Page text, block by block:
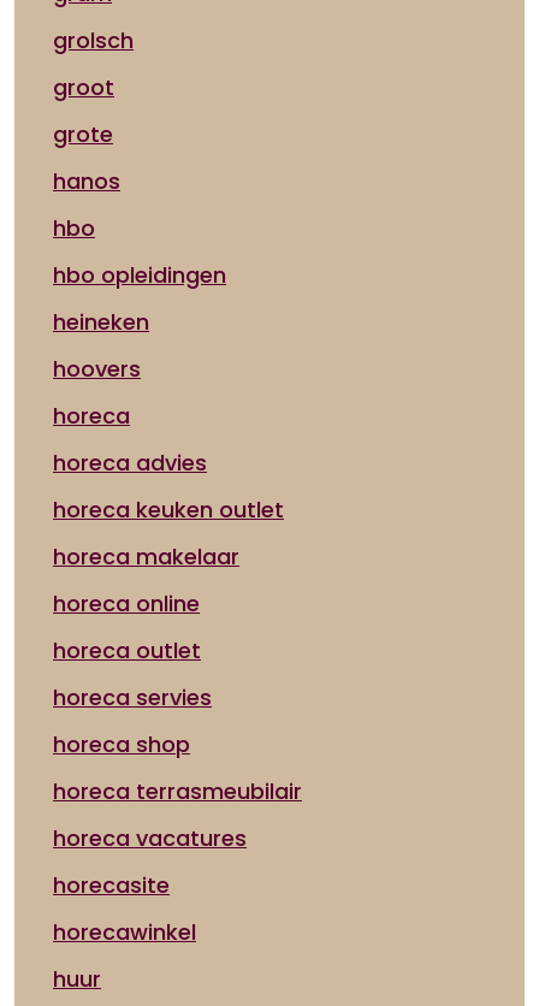
grolsch
groot
grote
hanos
hbo
hbo opleidingen
heineken
hoovers
horeca
horeca advies
horeca keuken outlet
horeca makelaar
horeca online
horeca outlet
horeca servies
horeca shop
horeca terrasmeubilair
horeca vacatures
horecasite
horecawinkel
huur